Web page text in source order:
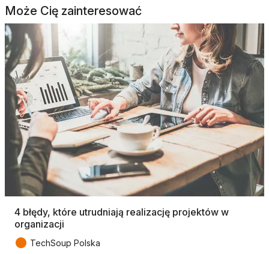
Może Cię zainteresować
4 błędy, które utrudniają realizację projektów w
organizacji
● TechSoup Polska